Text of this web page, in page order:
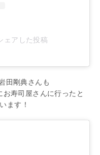
ェアした投稿
田剛典さんも
寿司屋さんに行ったと
ます！